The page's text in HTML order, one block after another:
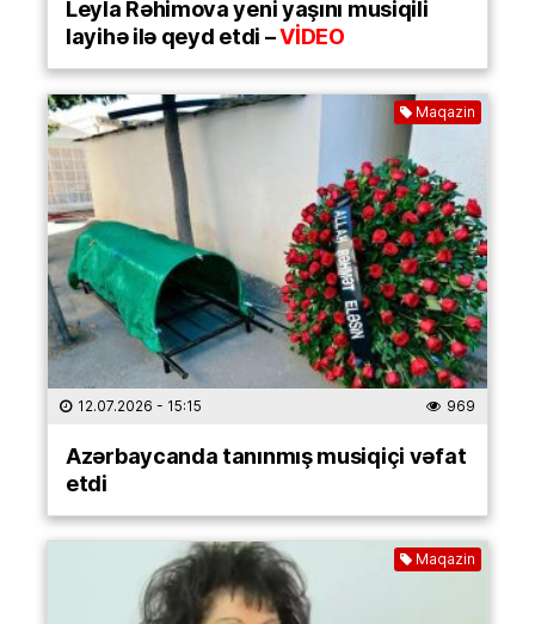
Leyla Rəhimova yeni yaşını musiqili
layihə ilə qeyd etdi –VİDEO
Maqazin
12.07.2026 - 15:15 969
Azərbaycanda tanınmış musiqiçi vəfat
etdi
Maqazin